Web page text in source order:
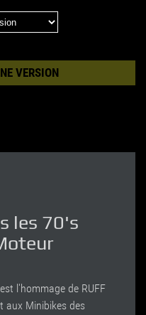
VERSION
les 70's
l'hommage de RUFF
aux Minibikes des